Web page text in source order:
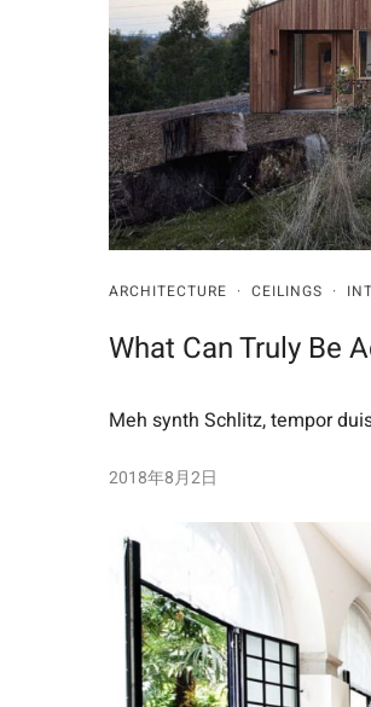
ARCHITECTURE · CEILINGS ·
What Can Truly Be
Meh synth Schlitz, tempor
2018年8月2日